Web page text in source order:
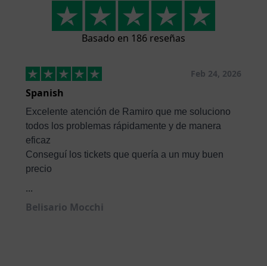
Basado en 186 reseñas
Feb 24, 2026
Spanish
Excelente atención de Ramiro que me soluciono
todos los problemas rápidamente y de manera
eficaz
Conseguí los tickets que quería a un muy buen
precio
...
Belisario Mocchi